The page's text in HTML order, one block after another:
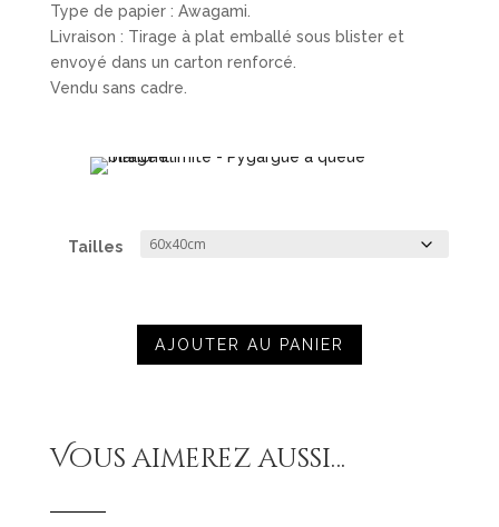
Type de papier : Awagami.
Livraison : Tirage à plat emballé sous blister et
envoyé dans un carton renforcé.
Vendu sans cadre.
Tailles
AJOUTER AU PANIER
Vous aimerez aussi…